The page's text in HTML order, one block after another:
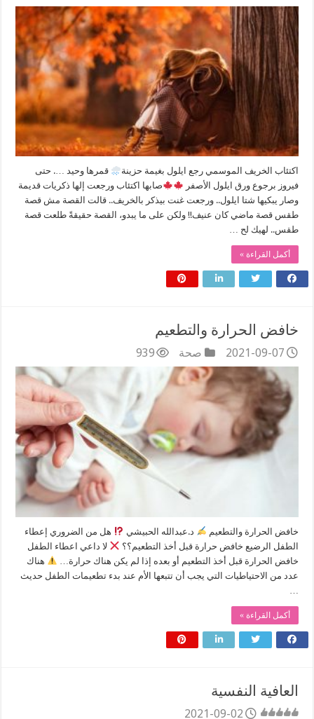
اكتئاب الخريف الموسمي رجع ايلول بغيمة حزينة
قمرها وحيد …. حتى
فيروز برجوع ورق ايلول الأصفر
صابها اكتئاب ورجعت إلها ذكريات قديمة
وصار يبكيها شتا ايلول.. ورجعت غنت بيذكر بالخريف.. قالت القصة مش قصة
طقس قصة ماضي كان عنيف!! ولكن على ما يبدو، القصة حقيقةً طلعت قصة
طقس.. لهيك لح …
أكمل القراءة »
خافض الحرارة والتطعيم
2021-09-07 صحة 939
خافض الحرارة والتطعيم د.عبدالله الحبيشي
هل من الضروري إعطاء
الطفل الرضيع خافض حرارة قبل أخذ التطعيم؟؟
لا داعي اعطاء الطفل
خافض الحرارة قبل أخذ التطعيم أو بعده إذا لم يكن هناك حرارة…
هناك
عدد من الاحتياطيات التي يجب أن تتبعها الأم عند بدء تطعيمات الطفل حديث
…
أكمل القراءة »
العافية النفسية
2021-09-02